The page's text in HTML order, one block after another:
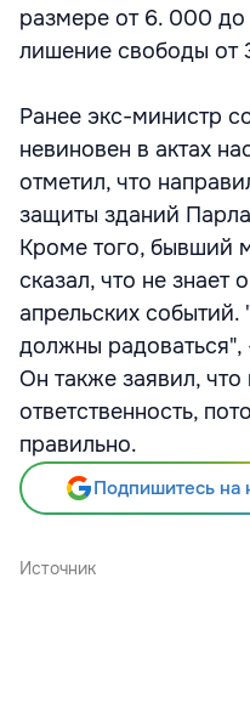
размере от 6. 000
лишение свободы от
Ранее экс-министр
невиновен в актах
отметил, что
защиты зданий
Кроме того, бывший
сказал, что не знает
апрельских
должны радоваться",
Он также заявил, что
ответственность,
правильно.
Подпишитесь на
Источник